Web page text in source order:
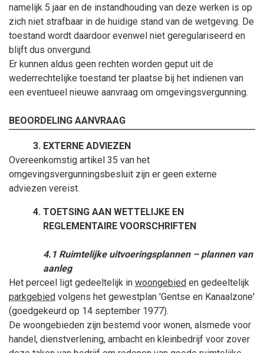
namelijk 5 jaar en de instandhouding van deze werken is op
zich niet strafbaar in de huidige stand van de wetgeving. De
toestand wordt daardoor evenwel niet geregulariseerd en
blijft dus onvergund.
Er kunnen aldus geen rechten worden geput uit de
wederrechtelijke toestand ter plaatse bij het indienen van
een eventueel nieuwe aanvraag om omgevingsvergunning.
BEOORDELING AANVRAAG
EXTERNE ADVIEZEN
Overeenkomstig artikel 35 van het
omgevingsvergunningsbesluit zijn er geen externe
adviezen vereist.
TOETSING AAN WETTELIJKE EN
REGLEMENTAIRE VOORSCHRIFTEN
4.1 Ruimtelijke uitvoeringsplannen – plannen van
aanleg
Het perceel ligt gedeeltelijk in woongebied en gedeeltelijk
parkgebied volgens het gewestplan 'Gentse en Kanaalzone'
(goedgekeurd op 14 september 1977).
De woongebieden zijn bestemd voor wonen, alsmede voor
handel, dienstverlening, ambacht en kleinbedrijf voor zover